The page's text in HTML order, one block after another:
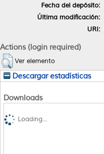
Fecha del depósito:
Última modificación:
URI:
Actions (login required)
Ver elemento
Descargar estadísticas
Downloads
Loading...